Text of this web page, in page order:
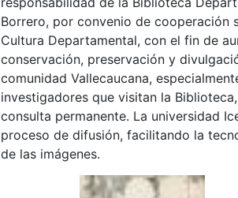
Borrero, por convenio de cooperación
Cultura Departamental, con el fin de
conservación, preservación y
comunidad Vallecaucana,
investigadores que visitan la
consulta permanente. La universidad
proceso de difusión, facilitando la
de las imágenes.